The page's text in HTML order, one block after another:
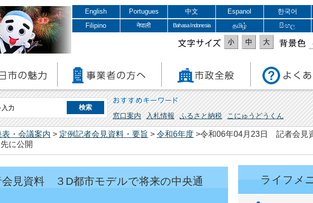
English Portugues 中文 Espanol 한국어
Filipino
नेपाली Bahasa Indonesia தமிழ் සිංහල
文字サイズ 表示色
おすすめキーワード
窓口案内 入札情報 ふるさと納税 こにゅうどうくん
表・会議案内 > 定例記者会見資料・要旨 > 令和6年度 >令和06年04月23日 記者会
に公開
見資料 ３D都市モデルで将来の中央通
ライフメ